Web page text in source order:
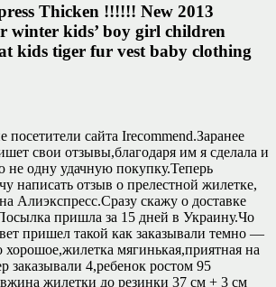
Thicken !!!!!! New 2013
winter kids’ boy girl children
kids tiger fur vest baby clothing
посетители сайта Irecommend.Заранее
свои отзывы,благодаря им я сделала и
не одну удачную покупку.Теперь
написать отзыв о прелестной жилетке,
Алиэкспресс.Сразу скажу о доставке
пришла за 15 дней в Украину.Чо
пришел такой как заказывали темно —
хорошое,жилетка мягинькая,приятная на
заказывали 4,ребенок ростом 95
жилетки до резинки 37 см + 3 см